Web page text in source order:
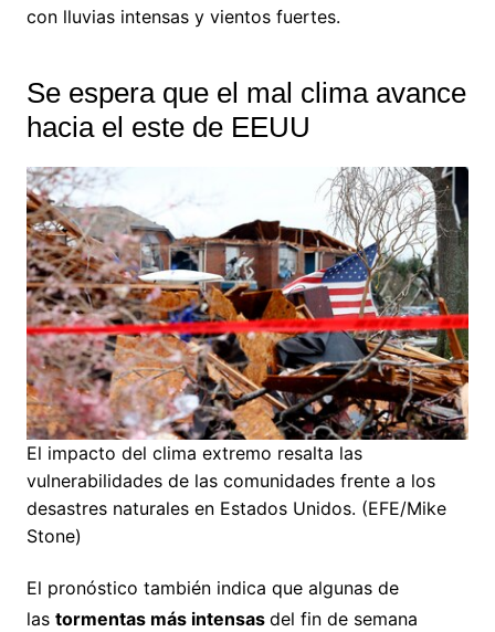
con lluvias intensas y vientos fuertes.
Se espera que el mal clima avance
hacia el este de EEUU
El impacto del clima extremo resalta las
vulnerabilidades de las comunidades frente a los
desastres naturales en Estados Unidos. (EFE/Mike
Stone)
El pronóstico también indica que algunas de
las tormentas más intensas del fin de semana